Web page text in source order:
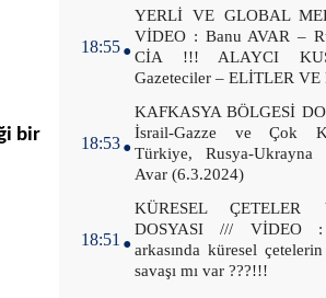
i bir
18:55.YERLİ VE GLOBAL
VİDEO : Banu AVAR –
CİA !!! ALAYCI
Gazeteciler – ELİTLER
18:53.KAFKASYA BÖLGESİ
İsrail-Gazze ve Çok
Türkiye, Rusya-
Avar (6.3.2024)
18:51 .KÜRESEL ÇETELER
DOSYASI /// VİDEO :
arkasında küresel
savaşı mı var ???!!!